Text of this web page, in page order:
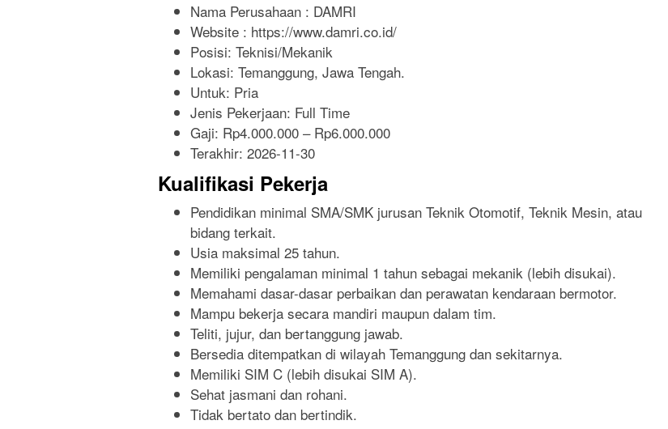
Nama Perusahaan : DAMRI
Website : https://www.damri.co.id/
Posisi: Teknisi/Mekanik
Lokasi: Temanggung, Jawa Tengah.
Untuk: Pria
Jenis Pekerjaan: Full Time
Gaji: Rp4.000.000 – Rp6.000.000
Terakhir: 2026-11-30
Kualifikasi Pekerja
Pendidikan minimal SMA/SMK jurusan Teknik Otomotif, Teknik Mesin, atau
bidang terkait.
Usia maksimal 25 tahun.
Memiliki pengalaman minimal 1 tahun sebagai mekanik (lebih disukai).
Memahami dasar-dasar perbaikan dan perawatan kendaraan bermotor.
Mampu bekerja secara mandiri maupun dalam tim.
Teliti, jujur, dan bertanggung jawab.
Bersedia ditempatkan di wilayah Temanggung dan sekitarnya.
Memiliki SIM C (lebih disukai SIM A).
Sehat jasmani dan rohani.
Tidak bertato dan bertindik.